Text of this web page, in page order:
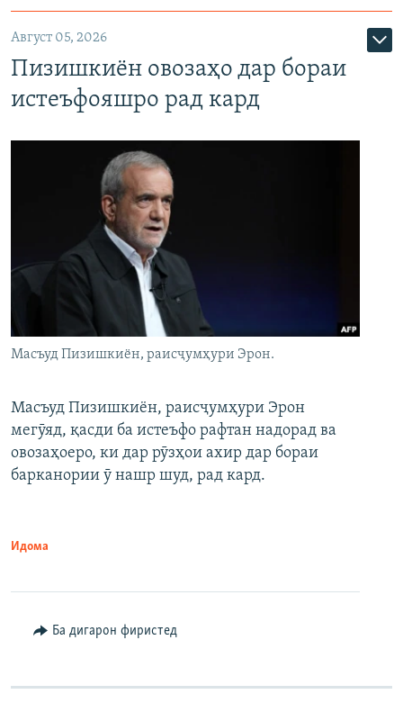
Август 05, 2026
Пизишкиён овозаҳо дар бораи
истеъфояшро рад кард
Масъуд Пизишкиён, раисҷумҳури Эрон.
Масъуд Пизишкиён, раисҷумҳури Эрон
мегӯяд, қасди ба истеъфо рафтан надорад ва
овозаҳоеро, ки дар рӯзҳои ахир дар бораи
барканории ӯ нашр шуд, рад кард.
Идома
Ба дигарон фиристед